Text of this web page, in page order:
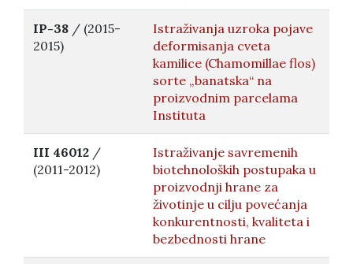
IP-38 / (2015-
2015)
Istraživanja uzroka pojave
deformisanja cveta
kamilice (Chamomillae flos)
sorte „banatska“ na
proizvodnim parcelama
Instituta
III 46012 /
(2011-2012)
Istraživanje savremenih
biotehnoloških postupaka u
proizvodnji hrane za
životinje u cilju povećanja
konkurentnosti, kvaliteta i
bezbednosti hrane